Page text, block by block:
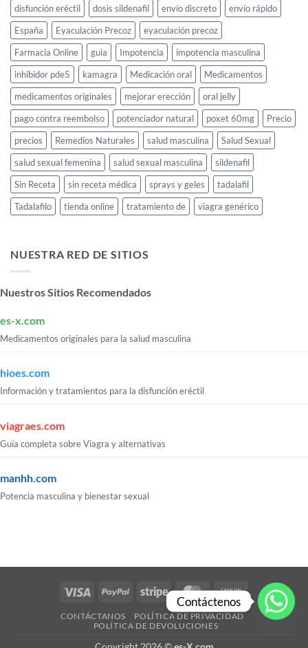
disfunción eréctil
dosis sildenafil envío discreto
envío rápido
España
Eyaculación Precoz
eyaculación precoz
Farmacia Online
guia Impotencia
impotencia masculina
inhibidor pde5
kamagra Medicación oral
Medicamentos
medicamentos originales
mejorar erección
oral jelly
pago contra reembolso
potenciador natural poxet 60mg
Precio
precios
Remedios Naturales salud masculina
Salud Sexual
salud sexual femenina
salud sexual masculina
sildenafil
Sin Receta
sin receta médica sprays y geles
tadalafil
Tadalafilo
tienda online tratamiento de viagra genérico
NUESTRA RED DE SITIOS
Nuestros Sitios Recomendados
es-x.com
Medicamentos originales para la salud masculina
hioes.com
Información y tratamientos para la disfunción eréctil
viagraes.com
Guía completa sobre Viagra y alternativas
manhh.com
Potencia masculina y bienestar sexual
Visa PayPal Stripe MasterCardCash
On
Delivery
CONTÁCTANOS
POLÍTICA DE PRIVACIDAD
POLÍTICA DE DEVOLUCIONES
Contáctenos